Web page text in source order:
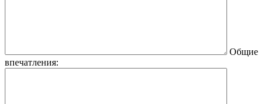
Общие
впечатления: